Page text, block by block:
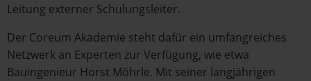
Leitung externer Schulungsleiter.
Der Coreum Akademie steht dafür ein umfangreiches
Netzwerk an Experten zur Verfügung, wie etwa
Bauingenieur Horst Möhrle. Mit seiner langjährigen